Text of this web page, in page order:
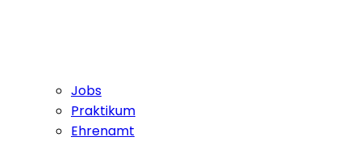
Jobs
Praktikum
Ehrenamt